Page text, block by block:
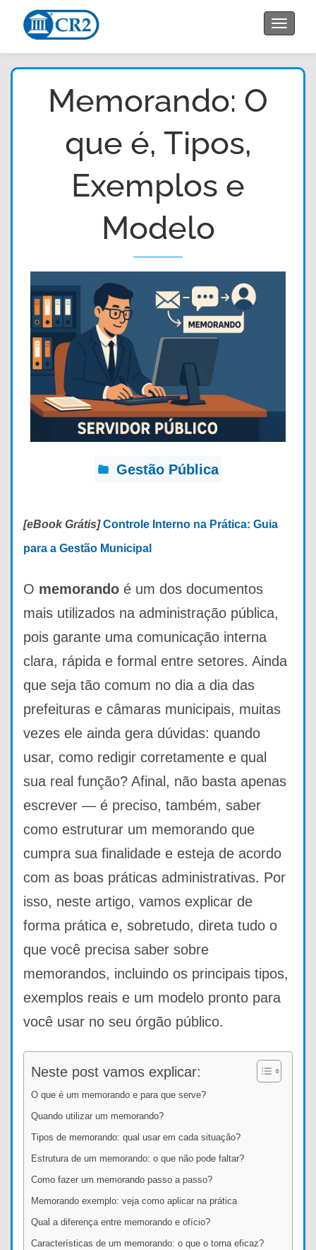
Toggle
Memorando: O
que é, Tipos,
Exemplos e
Modelo
Gestão Pública
[eBook Grátis]Controle Interno na Prática: Guia
para a Gestão Municipal
O memorando é um dos documentos
mais utilizados na administração pública,
pois garante uma comunicação interna
clara, rápida e formal entre setores. Ainda
que seja tão comum no dia a dia das
prefeituras e câmaras municipais, muitas
vezes ele ainda gera dúvidas: quando
usar, como redigir corretamente e qual
sua real função? Afinal, não basta apenas
escrever — é preciso, também, saber
como estruturar um memorando que
cumpra sua finalidade e esteja de acordo
com as boas práticas administrativas. Por
isso, neste artigo, vamos explicar de
forma prática e, sobretudo, direta tudo o
que você precisa saber sobre
memorandos, incluindo os principais tipos,
exemplos reais e um modelo pronto para
você usar no seu órgão público.
Neste post vamos explicar:
O que é um memorando e para que serve?
Quando utilizar um memorando?
Tipos de memorando: qual usar em cada situação?
Estrutura de um memorando: o que não pode faltar?
Como fazer um memorando passo a passo?
Memorando exemplo: veja como aplicar na prática
Qual a diferença entre memorando e ofício?
Características de um memorando: o que o torna eficaz?